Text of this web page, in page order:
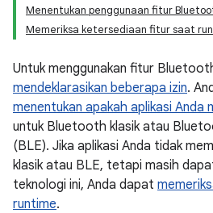
Menentukan penggunaan fitur
Memeriksa ketersediaan fitur saat
Untuk menggunakan fitur
mendeklarasikan beberapa izin.
menentukan apakah aplikasi Anda
untuk Bluetooth klasik atau
(BLE). Jika aplikasi Anda tidak
klasik atau BLE, tetapi masih
teknologi ini, Anda dapat
runtime.